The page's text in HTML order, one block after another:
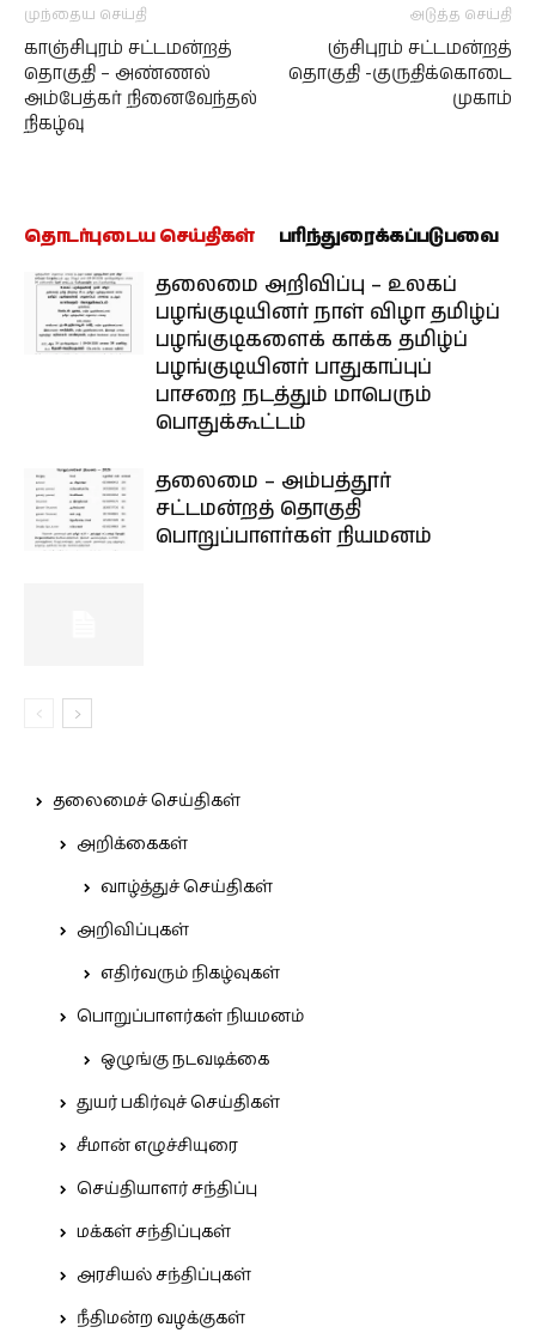
முந்தைய செய்தி
காஞ்சிபுரம் சட்டமன்றத்
தொகுதி – அண்ணல்
அம்பேத்கர் நினைவேந்தல்
நிகழ்வு
அடுத்த செய்தி
ஞ்சிபுரம் சட்டமன்றத்
தொகுதி -குருதிக்கொடை
முகாம்
தொடர்புடைய செய்திகள் பரிந்துரைக்கப்படுபவை
தலைமை அறிவிப்பு – உலகப்
பழங்குடியினர் நாள் விழா தமிழ்ப்
பழங்குடிகளைக் காக்க தமிழ்ப்
பழங்குடியினர் பாதுகாப்புப்
பாசறை நடத்தும் மாபெரும்
பொதுக்கூட்டம்
தலைமை – அம்பத்தூர்
சட்டமன்றத் தொகுதி
பொறுப்பாளர்கள் நியமனம்
தலைமைச் செய்திகள்
அறிக்கைகள்
வாழ்த்துச் செய்திகள்
அறிவிப்புகள்
எதிர்வரும் நிகழ்வுகள்
பொறுப்பாளர்கள் நியமனம்
ஒழுங்கு நடவடிக்கை
துயர் பகிர்வுச் செய்திகள்
சீமான் எழுச்சியுரை
செய்தியாளர் சந்திப்பு
மக்கள் சந்திப்புகள்
அரசியல் சந்திப்புகள்
நீதிமன்ற வழக்குகள்